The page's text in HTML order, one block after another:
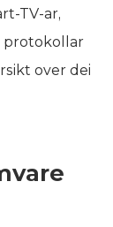
TV-ar,
protokollar
over dei